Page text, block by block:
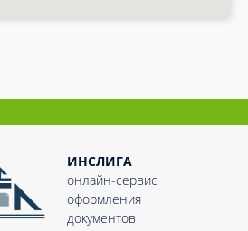
ИНСЛИГА
онлайн-сервис
оформления
документов